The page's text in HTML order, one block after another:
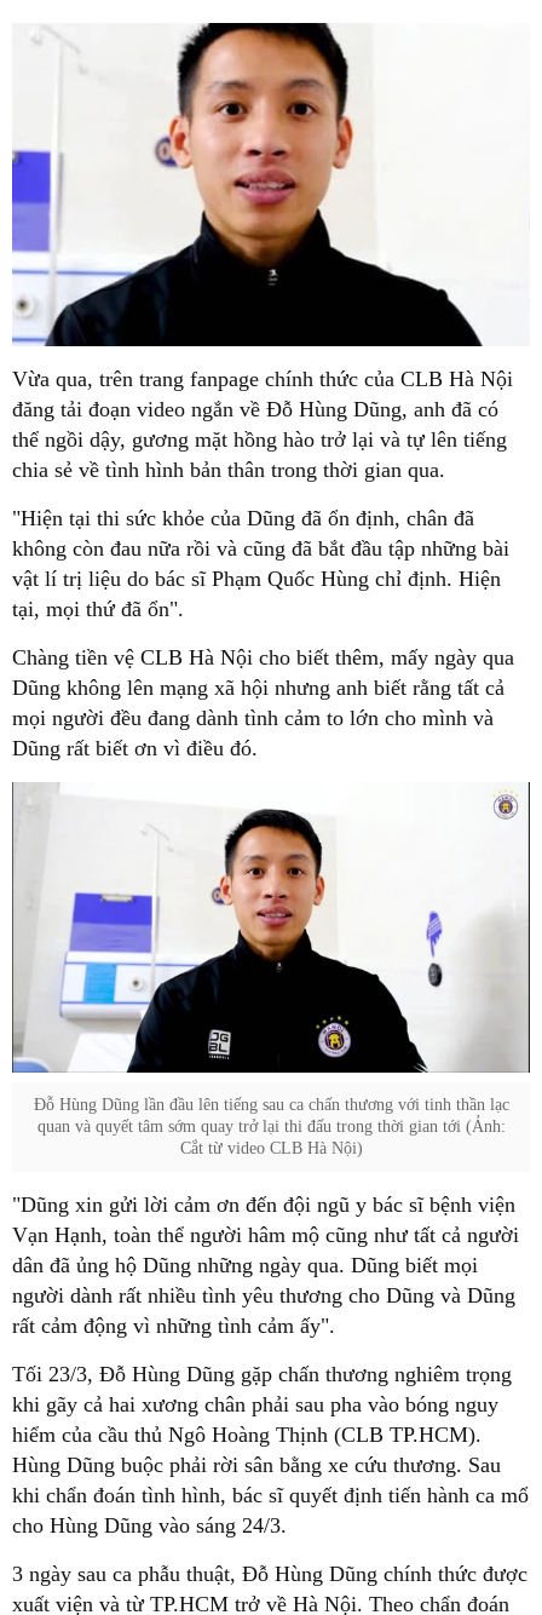
Vừa qua, trên trang fanpage chính thức của CLB Hà Nội
đăng tải đoạn video ngắn về Đỗ Hùng Dũng, anh đã có
thể ngồi dậy, gương mặt hồng hào trở lại và tự lên tiếng
chia sẻ về tình hình bản thân trong thời gian qua.
"Hiện tại thi sức khỏe của Dũng đã ổn định, chân đã
không còn đau nữa rồi và cũng đã bắt đầu tập những bài
vật lí trị liệu do bác sĩ Phạm Quốc Hùng chỉ định. Hiện
tại, mọi thứ đã ổn".
Chàng tiền vệ CLB Hà Nội cho biết thêm, mấy ngày qua
Dũng không lên mạng xã hội nhưng anh biết rằng tất cả
mọi người đều đang dành tình cảm to lớn cho mình và
Dũng rất biết ơn vì điều đó.
Đỗ Hùng Dũng lần đầu lên tiếng sau ca chấn thương với tinh thần lạc
quan và quyết tâm sớm quay trở lại thi đấu trong thời gian tới (Ảnh:
Cắt từ video CLB Hà Nội)
"Dũng xin gửi lời cảm ơn đến đội ngũ y bác sĩ bệnh viện
Vạn Hạnh, toàn thể người hâm mộ cũng như tất cả người
dân đã ủng hộ Dũng những ngày qua. Dũng biết mọi
người dành rất nhiều tình yêu thương cho Dũng và Dũng
rất cảm động vì những tình cảm ấy".
Tối 23/3, Đỗ Hùng Dũng gặp chấn thương nghiêm trọng
khi gãy cả hai xương chân phải sau pha vào bóng nguy
hiểm của cầu thủ Ngô Hoàng Thịnh (CLB TP.HCM).
Hùng Dũng buộc phải rời sân bằng xe cứu thương. Sau
khi chẩn đoán tình hình, bác sĩ quyết định tiến hành ca mổ
cho Hùng Dũng vào sáng 24/3.
3 ngày sau ca phẫu thuật, Đỗ Hùng Dũng chính thức được
xuất viện và từ TP.HCM trở về Hà Nội. Theo chẩn đoán